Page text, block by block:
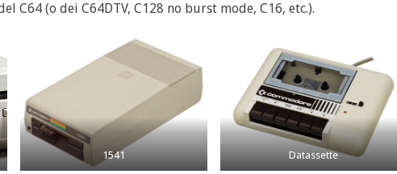
C64 (o dei C64DTV, C128 no burst mode, C16, etc.).
1541 Datassette